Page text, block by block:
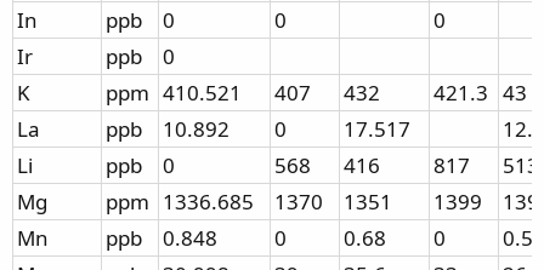
In
ppb 0 0
0
Ir
ppb
0
K
ppm 410.521 407 432 421.3 43
La
ppb 10.892 0 17.517
12.5
Li
ppb 0 568 416 817
513
Mg
ppm 1336.685 1370 1351 1399
Mn
ppb 0.848 0 0.68 0
0.58